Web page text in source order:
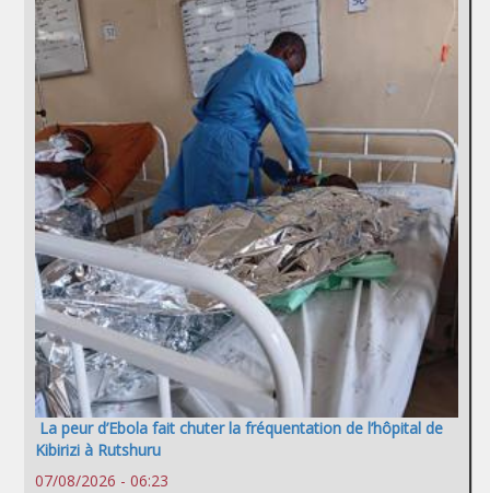
La peur d’Ebola fait chuter la fréquentation de l’hôpital de
Kibirizi à Rutshuru
07/08/2026 - 06:23